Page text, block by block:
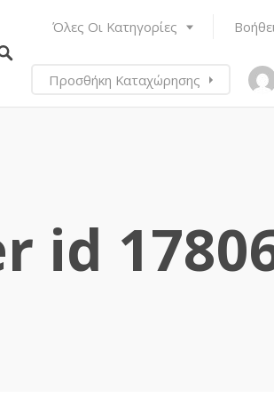
Όλες Οι Κατηγορίες
Προσθήκη Καταχώρησης
id